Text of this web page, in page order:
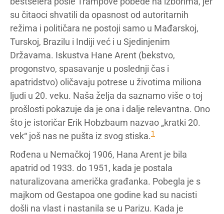
su čitaoci shvatili da opasnost od autoritarnih
režima i političara ne postoji samo u Mađarskoj,
Turskoj, Brazilu i Indiji već i u Sjedinjenim
Državama. Iskustva Hane Arent (bekstvo,
progonstvo, spasavanje u poslednji čas i
apatridstvo) oličavaju potrese u životima miliona
ljudi u 20. veku. Naša želja da saznamo više o toj
prošlosti pokazuje da je ona i dalje relevantna. Ono
što je istoričar Erik Hobzbaum nazvao „kratki 20.
vek“ još nas ne pušta iz svog stiska.1
Rođena u Nemačkoj 1906, Hana Arent je bila
apatrid od 1933. do 1951, kada je postala
naturalizovana američka građanka. Pobegla je s
majkom od Gestapoa one godine kad su nacisti
došli na vlast i nastanila se u Parizu. Kada je